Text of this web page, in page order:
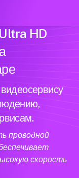
и
HD
проводной
скорость